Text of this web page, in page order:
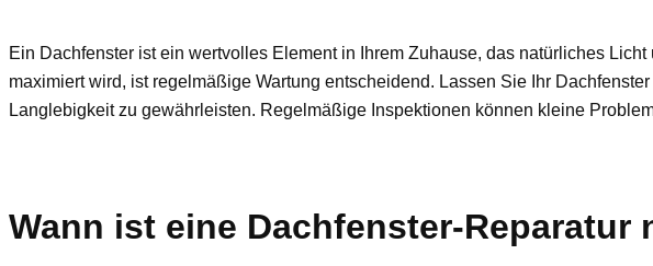
Ein Dachfenster ist ein wertvolles Element in Ihrem Zuhause, das natürliches
maximiert wird, ist regelmäßige Wartung entscheidend. Lassen Sie Ihr
Langlebigkeit zu gewährleisten. Regelmäßige Inspektionen können kleine
Wann ist eine Dachfenster-Reparatur